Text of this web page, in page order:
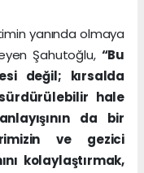
yanında olmaya
Şahutoğlu, “Bu
değil; kırsalda
hale
da bir
ve gezici
kolaylaştırmak,